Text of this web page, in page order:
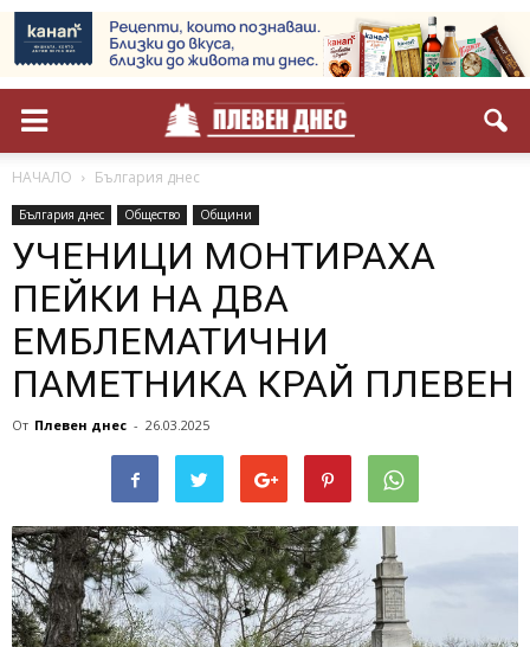
НАЧАЛО България днес
България днес Общество Общини
УЧЕНИЦИ МОНТИРАХА
ПЕЙКИ НА ДВА
ЕМБЛЕМАТИЧНИ
ПАМЕТНИКА КРАЙ ПЛЕВЕН
От Плевен днес - 26.03.2025